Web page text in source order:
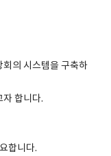
회의 시스템을 구축하
합니다.
합니다.